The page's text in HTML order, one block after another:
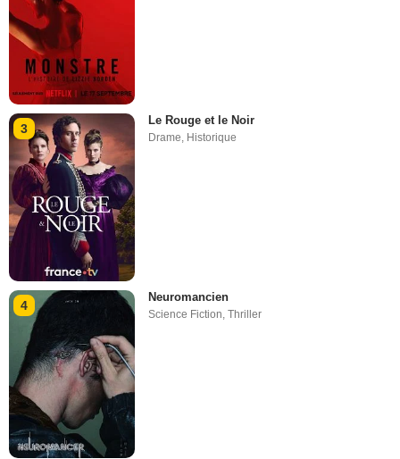
3
Le Rouge et le Noir
Drame Historique
4
Neuromancien
Science Fiction,Thriller